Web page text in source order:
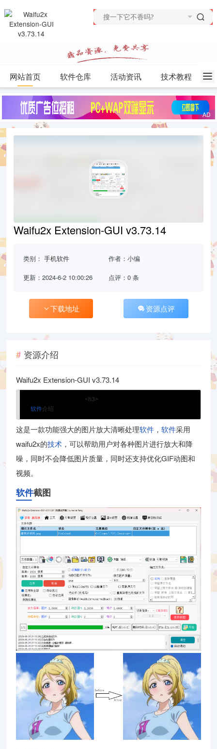
网站首页 软件仓库 活动资讯 技术教程
Waifu2x Extension-GUI v3.73.14
类别：手机软件 作者：小编
更新：2024-6-2 10:00:26 点评：0 条
下载地址 资源点评
资源介绍
Waifu2x Extension-GUI v3.73.14
<h3>
软件介绍
这是一款功能强大的图片放大清晰处理软件 ，软件采用
waifu2x的技术 ，可以帮助用户对各种图片进行放大和降
噪，同时不会降低图片质量，同时还支持优化GIF动图和
视频。
软件截图